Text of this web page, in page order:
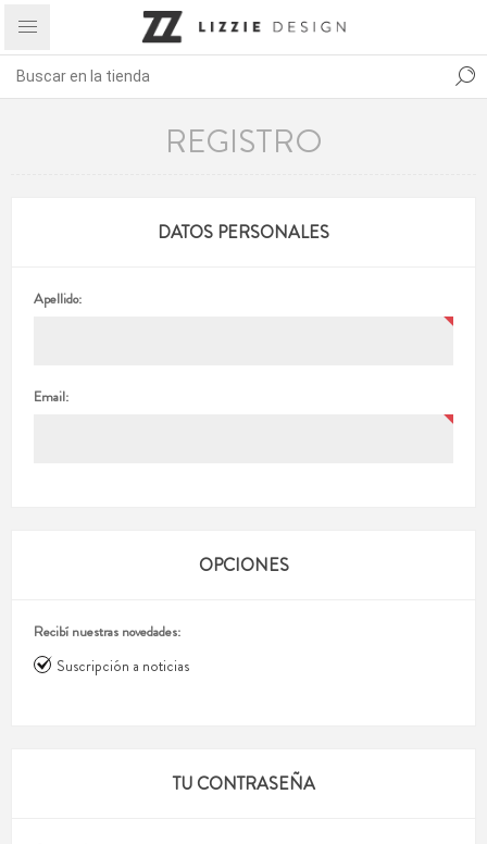
REGISTRO
DATOS PERSONALES
Apellido:
Email:
OPCIONES
Recibí nuestras novedades:
Suscripción a noticias
TU CONTRASEÑA